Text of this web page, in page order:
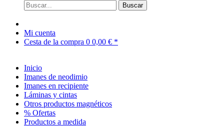
Buscar
Mi cuenta
Cesta de la compra 0 0,00 € *
Inicio
Imanes de neodimio
Imanes en recipiente
Láminas y cintas
Otros productos magnéticos
% Ofertas
Productos a medida